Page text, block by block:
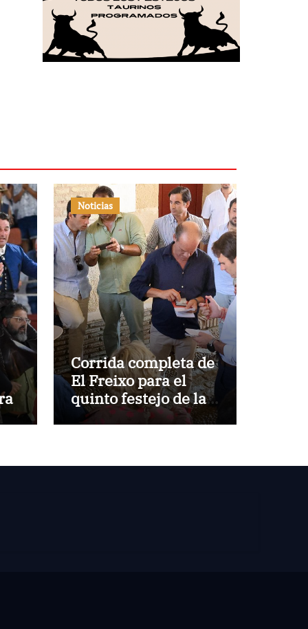
Noticias
Corrida completa de
El Freixo para el
quinto festejo de la
Temporada de